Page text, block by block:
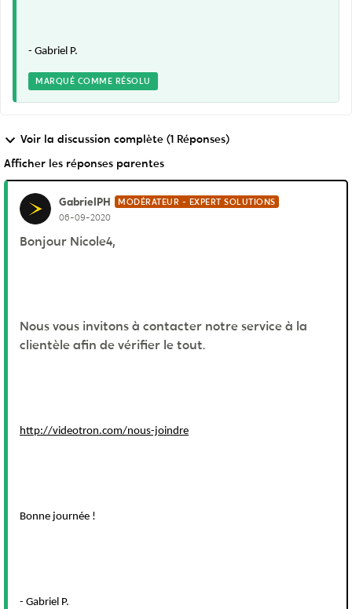
- Gabriel P.
MARQUÉ COMME RÉSOLU
Voir la discussion complète (1 Réponses)
Afficher les réponses parentes
GabrielPH MODÉRATEUR - EXPERT SOLUTIONS
06-09-2020
Bonjour Nicole4,
Nous vous invitons à contacter notre service à la
clientèle afin de vérifier le tout.
http://videotron.com/nous-joindre
Bonne journée !
- Gabriel P.